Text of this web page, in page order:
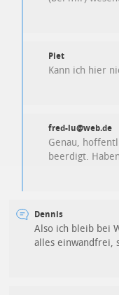
Piet
Kann ich hier
fred-lu@web.de
Genau,
beerdigt.
Dennis
Also ich bleib bei
alles einwandfrei,